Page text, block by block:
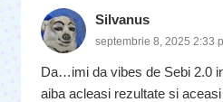
Silvanus
septembrie 8, 2025 2:33
Da…imi da vibes de Sebi 2.0
aiba acleasi rezultate si